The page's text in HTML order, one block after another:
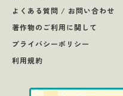
よくある質問 / お問い合わせ
著作物のご利用に関して
プライバシーポリシー
利用規約